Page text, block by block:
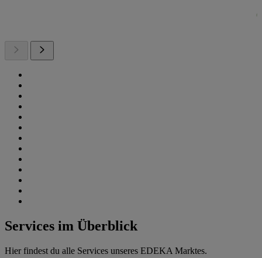
Services im Überblick
Hier findest du alle Services unseres EDEKA Marktes.